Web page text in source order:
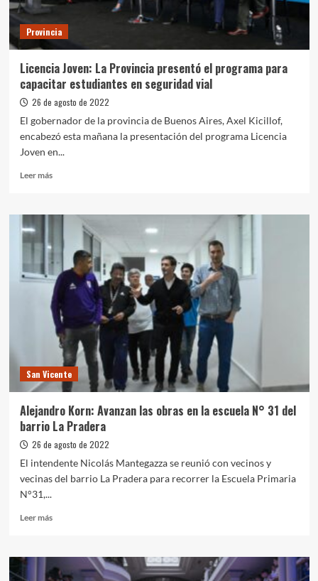
durante
mes
Provincia
Licencia Joven: La Provincia presentó el programa para
capacitar estudiantes en seguridad vial
26 de agosto de 2022
El gobernador de la provincia de Buenos Aires, Axel Kicillof,
encabezó esta mañana la presentación del programa Licencia
Joven en...
Leer másLeer
Licencia
Provincia
presentó
el
programa
para
capacitar
estudiantes
en
seguridad
vial
San Vicente
Alejandro Korn: Avanzan las obras en la escuela N° 31 del
barrio La Pradera
26 de agosto de 2022
El intendente Nicolás Mantegazza se reunió con vecinos y
vecinas del barrio La Pradera para recorrer la Escuela Primaria
N°31,...
Leer másLeer
Alejandro
Korn: